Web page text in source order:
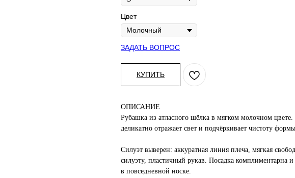
Цвет
ЗАДАТЬ ВОПРОС
КУПИТЬ
ОПИСАНИЕ
Рубашка из атласного шёлка в мягком молочном цвете.
деликатно отражает свет и подчёркивает чистоту
Силуэт выверен: аккуратная линия плеча, мягкая
силуэту, пластичный рукав. Посадка комплиментарна
в повседневной носке.